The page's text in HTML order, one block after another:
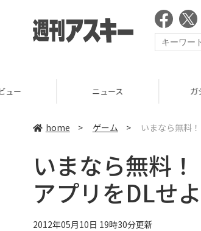
home > ゲーム > いまなら無料
いまなら無料
アプリをDLせよ
2012年05月10日 19時30分更新